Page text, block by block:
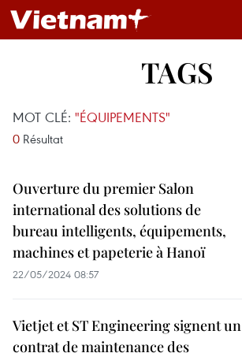
TAGS
MOT CLÉ: "ÉQUIPEMENTS"
0 Résultat
Ouverture du premier Salon
international des solutions de
bureau intelligents, équipements,
machines et papeterie à Hanoï
22/05/2024 08:57
Vietjet et ST Engineering signent un
contrat de maintenance des